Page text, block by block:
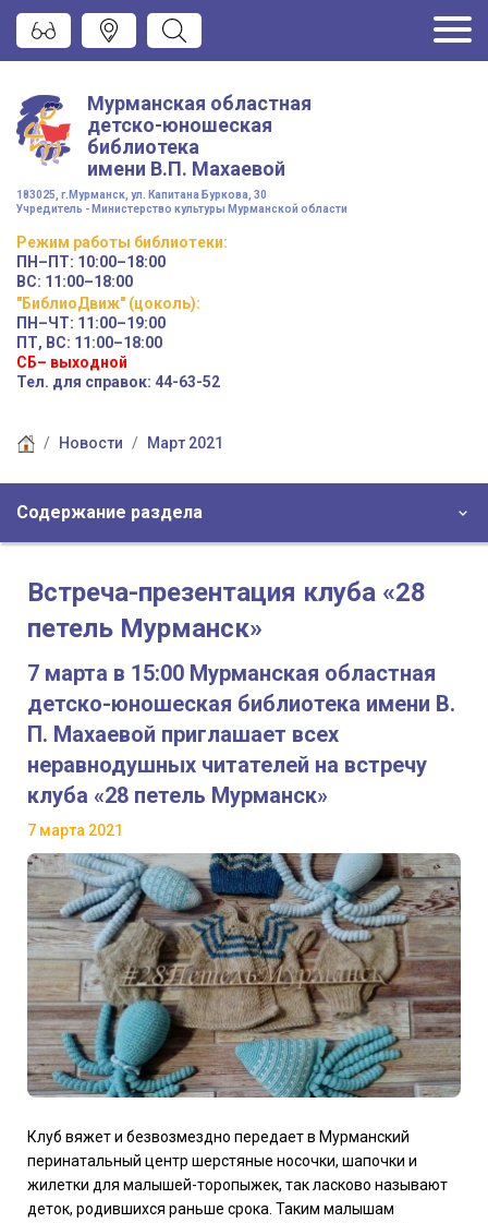
Мурманская областная
детско-юношеская
библиотека
имени В.П. Махаевой
183025, г.Мурманск, ул. Капитана Буркова, 30
Учредитель - Министерство культуры Мурманской области
Режим работы библиотеки:
ПН–ПТ: 10:00–18:00
ВС: 11:00–18:00
"БиблиоДвиж" (цоколь):
ПН–ЧТ: 11:00–19:00
ПТ, ВС: 11:00–18:00
СБ– выходной
Тел. для справок: 44-63-52
Новости Март 2021
Содержание раздела
Встреча-презентация клуба «28
петель Мурманск»
7 марта в 15:00 Мурманская областная
детско-юношеская библиотека имени В.
П. Махаевой приглашает всех
неравнодушных читателей на встречу
клуба «28 петель Мурманск»
7 марта 2021
Клуб вяжет и безвозмездно передает в Мурманский
перинатальный центр шерстяные носочки, шапочки и
жилетки для малышей-торопыжек, так ласково называют
деток, родившихся раньше срока. Таким малышам